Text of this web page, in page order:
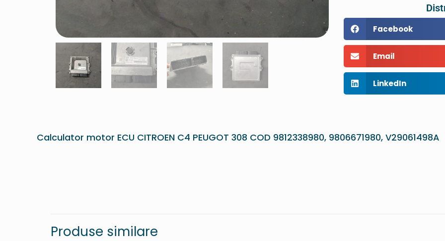
Facebook
Email
LinkedIn
Calculator motor ECU CITROEN C4 PEUGOT 308 COD 9812338980, 9806671980, V29061498A
Produse similare